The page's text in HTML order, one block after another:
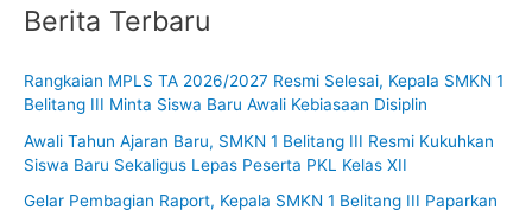
u
t
Berita Terbaru
Rangkaian MPLS TA 2026/2027 Resmi Selesai, Kepala SMKN 1
Belitang III Minta Siswa Baru Awali Kebiasaan Disiplin
Awali Tahun Ajaran Baru, SMKN 1 Belitang III Resmi Kukuhkan
Siswa Baru Sekaligus Lepas Peserta PKL Kelas XII
Gelar Pembagian Raport, Kepala SMKN 1 Belitang III Paparkan